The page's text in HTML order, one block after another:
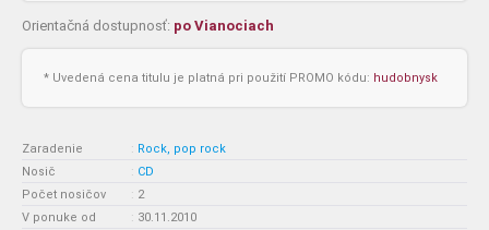
Orientačná dostupnosť: po Vianociach
* Uvedená cena titulu je platná pri použití PROMO kódu: hudobnysk
Zaradenie : Rock, pop rock
Nosič
: CD
Počet nosičov
: 2
V ponuke od
: 30.11.2010